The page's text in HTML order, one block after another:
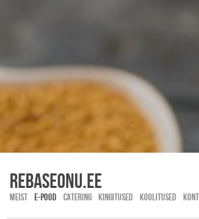
Rebaseonu.EE
MEIST E-POOD CATERING KINGITUSED KOOLITUSED